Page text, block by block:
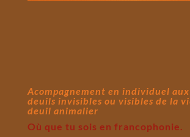
Acompagnement en individuel
deuils invisibles ou visibles de la
deuil animalier
Où que tu sois en francophonie.